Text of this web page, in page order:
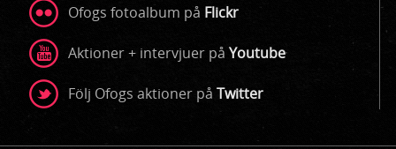
Ofogs fotoalbum på Flickr
Aktioner + intervjuer på Youtube
Följ Ofogs aktioner på Twitter